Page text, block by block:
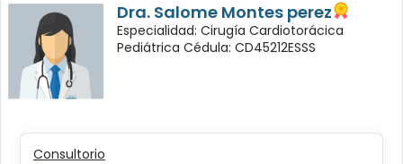
Dra. Salome Montes perez
Especialidad: Cirugía Cardiotorácica
Pediátrica Cédula: CD45212ESSS
Consultorio